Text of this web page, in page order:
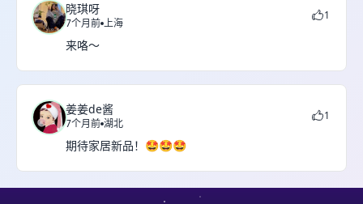
晓琪呀
7个月前 上海
1
来咯～
姜姜de酱
7个月前 湖北
1
期待家居新品！🤩🤩🤩